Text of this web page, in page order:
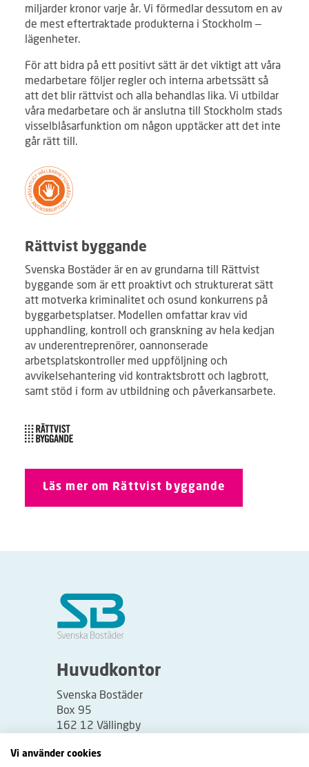
miljarder kronor varje år. Vi förmedlar dessutom en av
de mest eftertraktade produkterna i Stockholm –
lägenheter.
För att bidra på ett positivt sätt är det viktigt att våra
medarbetare följer regler och interna arbetssätt så
att det blir rättvist och alla behandlas lika. Vi utbildar
våra medarbetare och är anslutna till Stockholm stads
visselblåsarfunktion om någon upptäcker att det inte
går rätt till.
Rättvist byggande
Svenska Bostäder är en av grundarna till Rättvist
byggande som är ett proaktivt och strukturerat sätt
att motverka kriminalitet och osund konkurrens på
byggarbetsplatser. Modellen omfattar krav vid
upphandling, kontroll och granskning av hela kedjan
av underentreprenörer, oannonserade
arbetsplatskontroller med uppföljning och
avvikelsehantering vid kontraktsbrott och lagbrott,
samt stöd i form av utbildning och påverkansarbete.
Läs mer om Rättvist byggande
Huvudkontor
Svenska Bostäder
Box 95
162 12 Vällingby
Besöksadress:
Vi använder cookies